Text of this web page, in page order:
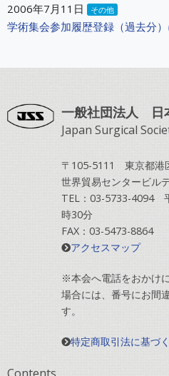
2006年7月11日
その他
学術集会参加履歴登録（過去分
一般社団法人 日
Japan Surgical
〒105-5111 東京都港
世界貿易センタービル
TEL：03-5733-4094
時30分
FAX：03-5473-8864
アクセスマップ
※本会へ電話をおかけ
場合には、番号にお間
す。
特定商取引法に基づ